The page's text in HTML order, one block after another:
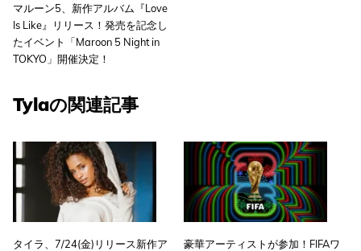
マルーン5、新作アルバム『Love
Is Like』リリース！発売を記念し
たイベント「Maroon 5 Night in
TOKYO」開催決定！
Tylaの関連記事
タイラ、7/24(金)リリース新作ア
豪華アーティストが参加！FIFAワ